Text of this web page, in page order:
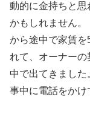
動的に金持ちと
かもしれません
から途中で家賃
れて、オーナー
中で出てきまし
事中に電話をかけ